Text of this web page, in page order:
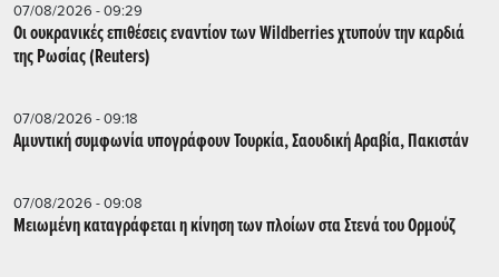
07/08/2026 - 09:29
Οι ουκρανικές επιθέσεις εναντίον των Wildberries χτυπούν την καρδιά
της Ρωσίας (Reuters)
07/08/2026 - 09:18
Αμυντική συμφωνία υπογράφουν Τουρκία, Σαουδική Αραβία, Πακιστάν
07/08/2026 - 09:08
Μειωμένη καταγράφεται η κίνηση των πλοίων στα Στενά του Ορμούζ